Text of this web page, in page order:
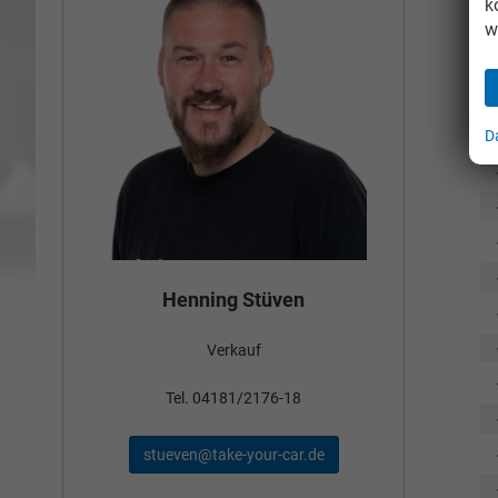
Henning Stüven
Verkauf
Tel. 04181/2176-18
stueven@take-your-car.de